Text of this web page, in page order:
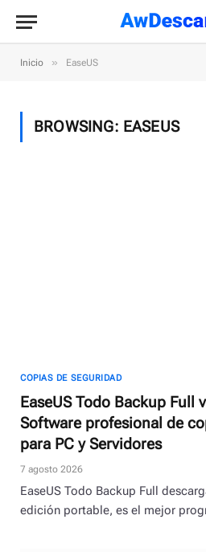
Inicio » EaseUS
BROWSING: EASEUS
COPIAS DE SEGURIDAD
EaseUS Todo Backup Full
Software profesional de
para PC y Servidores
7 agosto 2026
EaseUS Todo Backup Full
edición portable, es el mejor